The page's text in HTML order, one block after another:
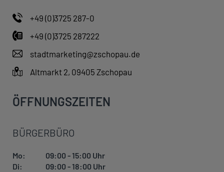
+49 (0)3725 287-0
+49 (0)3725 287222
stadtmarketing@zschopau.de
Altmarkt 2, 09405 Zschopau
ÖFFNUNGSZEITEN
BÜRGERBÜRO
Mo:
09:00 - 15:00 Uhr
Di:
09:00 - 18:00 Uhr